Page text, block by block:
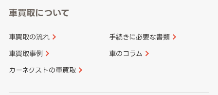
車買取について
車買取の流れ 手続きに必要な書類
車買取事例 車のコラム
カーネクストの車買取